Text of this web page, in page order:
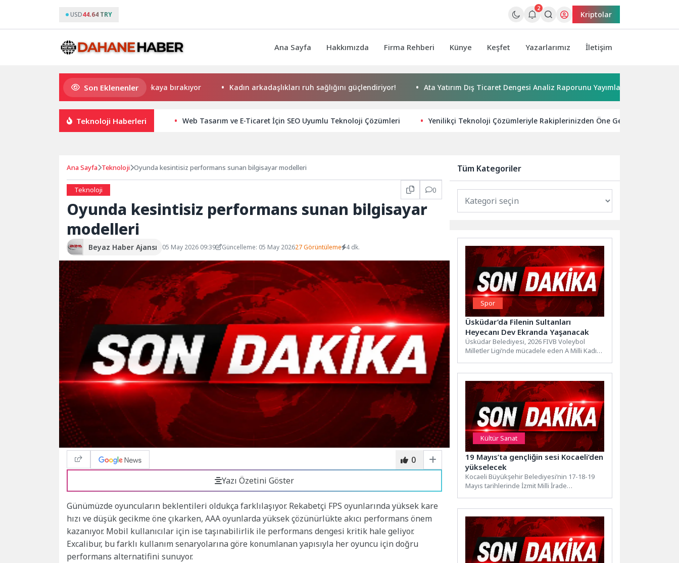
USD44.64 TRY
2
Kriptolar
Ana Sayfa Hakkımızda Firma Rehberi Künye Keşfet Yazarlarımız İletişim
Son Eklenenler
Uygulamalar yerini yapay zekaya bırakıyor Kadın arkadaşlıkları ruh sağlığını güçlendiriyor! Ata Yatırım Dış Ticaret Dengesi Analiz Raporunu Yayımladı Kırkgöz su
Teknoloji Haberleri Web Tasarım ve E-Ticaret İçin SEO Uyumlu Teknoloji Çözümleri Yenilikçi Teknoloji Çözümleriyle Rakiplerinizden Öne Geçin.
Ana Sayfa Teknoloji Oyunda kesintisiz performans sunan bilgisayar modelleri
Teknoloji 0
Oyunda kesintisiz performans sunan bilgisayar
modelleri
Beyaz Haber Ajansı 05 May 2026 09:39 Güncelleme: 05 May 202627 Görüntüleme 4 dk.
0
Yazı Özetini Göster
Günümüzde oyuncuların beklentileri oldukça farklılaşıyor. Rekabetçi FPS oyunlarında yüksek kare
hızı ve düşük gecikme öne çıkarken, AAA oyunlarda yüksek çözünürlükte akıcı performans önem
kazanıyor. Mobil kullanıcılar için ise taşınabilirlik ile performans dengesi kritik hale geliyor.
Excalibur, bu farklı kullanım senaryolarına göre konumlanan yapısıyla her oyuncu için doğru
performans alternatifini sunuyor.
Tüm Kategoriler
Spor
Üsküdar’da Filenin Sultanları
Heyecanı Dev Ekranda Yaşanacak
Üsküdar Belediyesi, 2026 FIVB Voleybol
Milletler Ligi’nde mücadele eden A Milli Kadın
Kültür Sanat
19 Mayıs’ta gençliğin sesi Kocaeli’den
yükselecek
Kocaeli Büyükşehir Belediyesi’nin 17-18-19
Mayıs tarihlerinde İzmit Milli İrade